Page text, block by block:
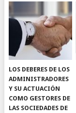
LOS DEBERES DE LOS
ADMINISTRADORES
Y SU ACTUACIÓN
COMO GESTORES DE
LAS SOCIEDADES DE